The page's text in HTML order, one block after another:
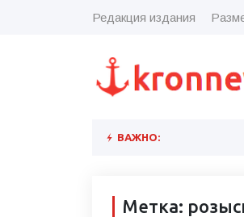
Редакция издания
ВАЖНО:
Метка: